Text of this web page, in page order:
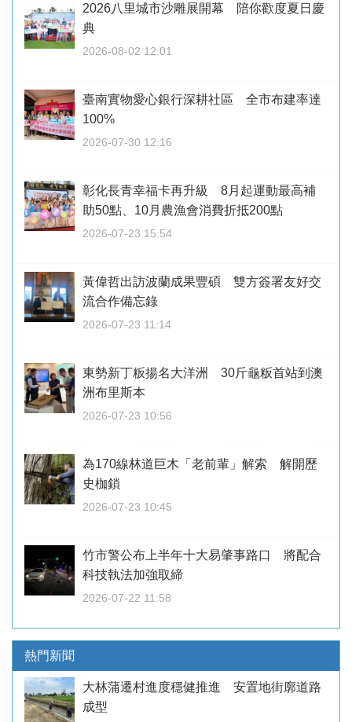
2026八里城市沙雕展開幕 陪你歡度夏日慶
典
2026-08-02 12:01
臺南實物愛心銀行深耕社區 全市布建率達
100%
2026-07-30 12:16
彰化長青幸福卡再升級 8月起運動最高補
助50點、10月農漁會消費折抵200點
2026-07-23 15:54
黃偉哲出訪波蘭成果豐碩 雙方簽署友好交
流合作備忘錄
2026-07-23 11:14
東勢新丁粄揚名大洋洲 30斤龜粄首站到澳
洲布里斯本
2026-07-23 10:56
為170線林道巨木「老前輩」解索 解開歷
史枷鎖
2026-07-23 10:45
竹市警公布上半年十大易肇事路口 將配合
科技執法加強取締
2026-07-22 11:58
熱門新聞
大林蒲遷村進度穩健推進 安置地街廓道路
成型